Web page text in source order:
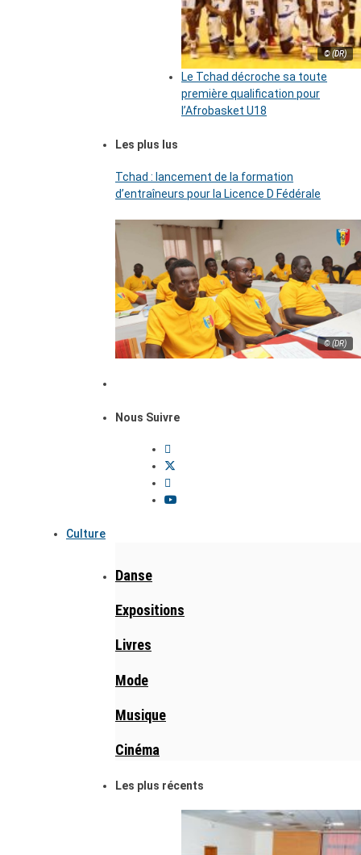
© (DR)
Le Tchad décroche sa toute
première qualification pour
l’Afrobasket U18
Les plus lus
Tchad : lancement de la formation
d’entraîneurs pour la Licence D Fédérale
© (DR)
Nous Suivre
Culture
Danse
Expositions
Livres
Mode
Musique
Cinéma
Les plus récents